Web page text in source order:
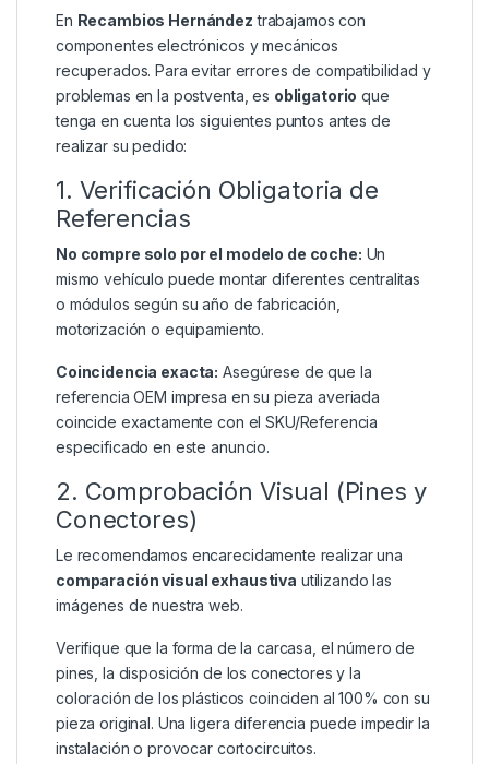
En Recambios Hernández trabajamos con
componentes electrónicos y mecánicos
recuperados. Para evitar errores de compatibilidad y
problemas en la postventa, es obligatorio que
tenga en cuenta los siguientes puntos antes de
realizar su pedido:
1. Verificación Obligatoria de
Referencias
No compre solo por el modelo de coche: Un
mismo vehículo puede montar diferentes centralitas
o módulos según su año de fabricación,
motorización o equipamiento.
Coincidencia exacta: Asegúrese de que la
referencia OEM impresa en su pieza averiada
coincide exactamente con el SKU/Referencia
especificado en este anuncio.
2. Comprobación Visual (Pines y
Conectores)
Le recomendamos encarecidamente realizar una
comparación visual exhaustiva utilizando las
imágenes de nuestra web.
Verifique que la forma de la carcasa, el número de
pines, la disposición de los conectores y la
coloración de los plásticos coinciden al 100% con su
pieza original. Una ligera diferencia puede impedir la
instalación o provocar cortocircuitos.